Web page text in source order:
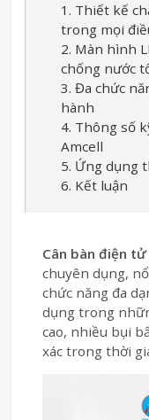
1. Thiết kế
trong mọi
2. Màn hình
chống nước
3. Đa chức
hành
4. Thông số
Amcell
5. Ứng dụng
6. Kết luận
Cân bàn điện tử
chuyên dụng,
chức năng đa
dụng trong
cao, nhiều bụi
xác trong thời